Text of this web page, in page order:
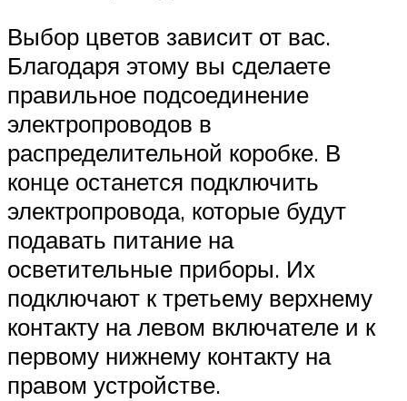
Выбор цветов зависит от вас.
Благодаря этому вы сделаете
правильное подсоединение
электропроводов в
распределительной коробке. В
конце останется подключить
электропровода, которые будут
подавать питание на
осветительные приборы. Их
подключают к третьему верхнему
контакту на левом включателе и к
первому нижнему контакту на
правом устройстве.